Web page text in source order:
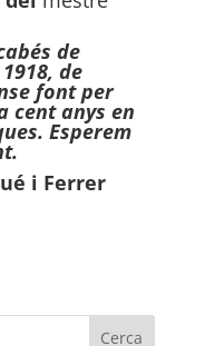
de
de
font per
cent anys en
Esperem
i Ferrer